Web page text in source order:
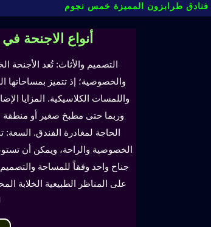
فنادق طرابزون المميزة خمس نجوم
أنواع الاجنحة
التصميم والأثاث: تُعد الأجنحة
والخصوصية؛ إذ تتميز بمساحاتها
واللمسات الكلاسيكية. المزايا
وربما حتى مطبخ صغير أو منطقة
الحاجة لمغادرة الفندق. السعة:
جناح واحد وفقاً للمساحة والتصميم.
على المناظر الطبيعية الخلابة